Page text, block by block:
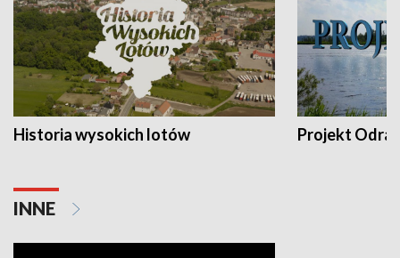
Historia wysokich lotów Projekt Odra
INNE